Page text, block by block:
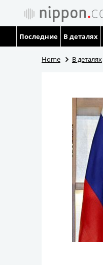
Последние В деталях
Home В деталях